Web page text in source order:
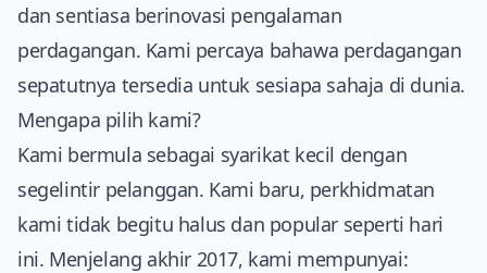
dan sentiasa berinovasi pengalaman
perdagangan. Kami percaya bahawa perdagangan
sepatutnya tersedia untuk sesiapa sahaja di dunia.
Mengapa pilih kami?
Kami bermula sebagai syarikat kecil dengan
segelintir pelanggan. Kami baru, perkhidmatan
kami tidak begitu halus dan popular seperti hari
ini. Menjelang akhir 2017, kami mempunyai: